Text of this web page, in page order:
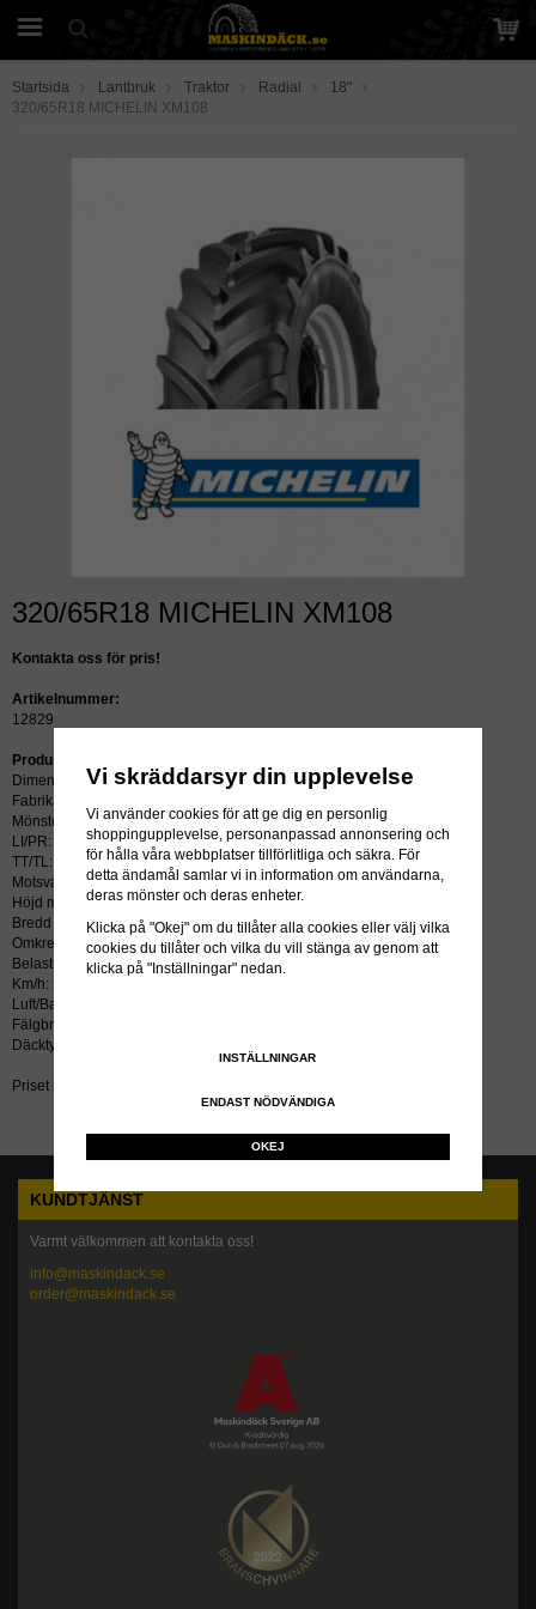
Startsida Lantbruk Traktor Radial
18"
320/65R18 MICHELIN XM108
320/65R18 MICHELIN XM108
Kontakta oss för pris!
Artikelnummer:
12829
Produktbeskrivning:
Dimension: 320/65R18
Fabrikat: MICHELIN
Mönster: XM108
LI/PR: 109A8/106B
TT/TL: TL (slang krävs ej)
Motsvarar: 7.50R18
Höjd mm: 875
Bredd mm: 309
Omkrets mm: 2594
Belastning kg: 950
Km/h: 50
Luft/Bar: 1.6
Fälgbredd tum: 9
Däcktyp: radial
Priset inkluderar återvinningsavgift!
KUNDTJÄNST
Varmt välkommen att kontakta oss!
info@maskindack.se
order@maskindack.se
Vi skräddarsyr din upplevelse
Vi använder cookies för att ge dig en personlig
shoppingupplevelse, personanpassad annonsering och
för hålla våra webbplatser tillförlitliga och säkra. För
detta ändamål samlar vi in information om användarna,
deras mönster och deras enheter.
Klicka på "Okej" om du tillåter alla cookies eller välj vilka
cookies du tillåter och vilka du vill stänga av genom att
klicka på "Inställningar" nedan.
INSTÄLLNINGAR
ENDAST NÖDVÄNDIGA
OKEJ